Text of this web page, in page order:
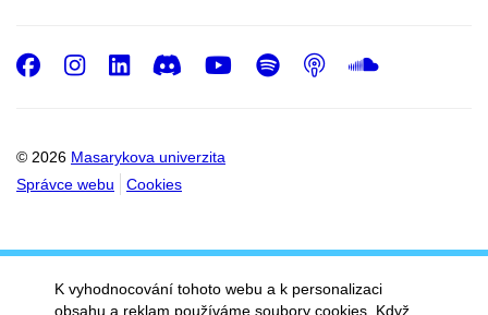
© 2026 Masarykova univerzita
Správce webu
Cookies
Facebook
Instagram
LinkedIn
DiscordYoutube
Spotify
Podcast
K vyhodnocování tohoto webu a k personalizaci
obsahu a reklam používáme soubory cookies. Když